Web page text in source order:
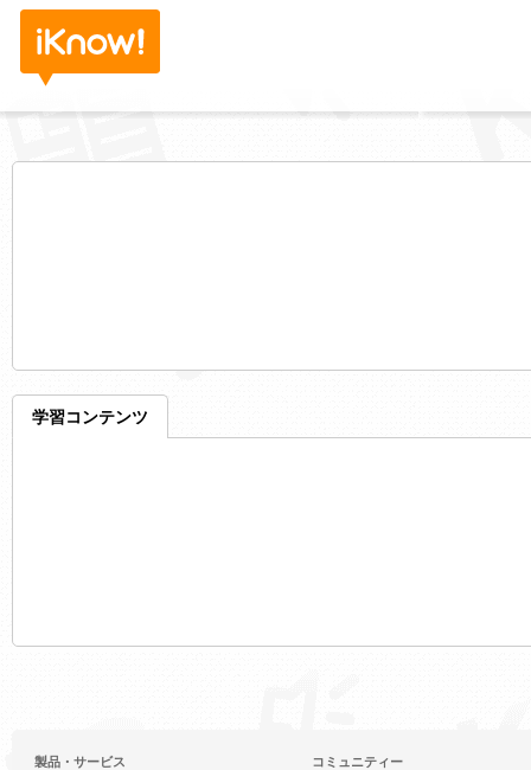
学習コンテンツ
製品・サービス コミュニティー